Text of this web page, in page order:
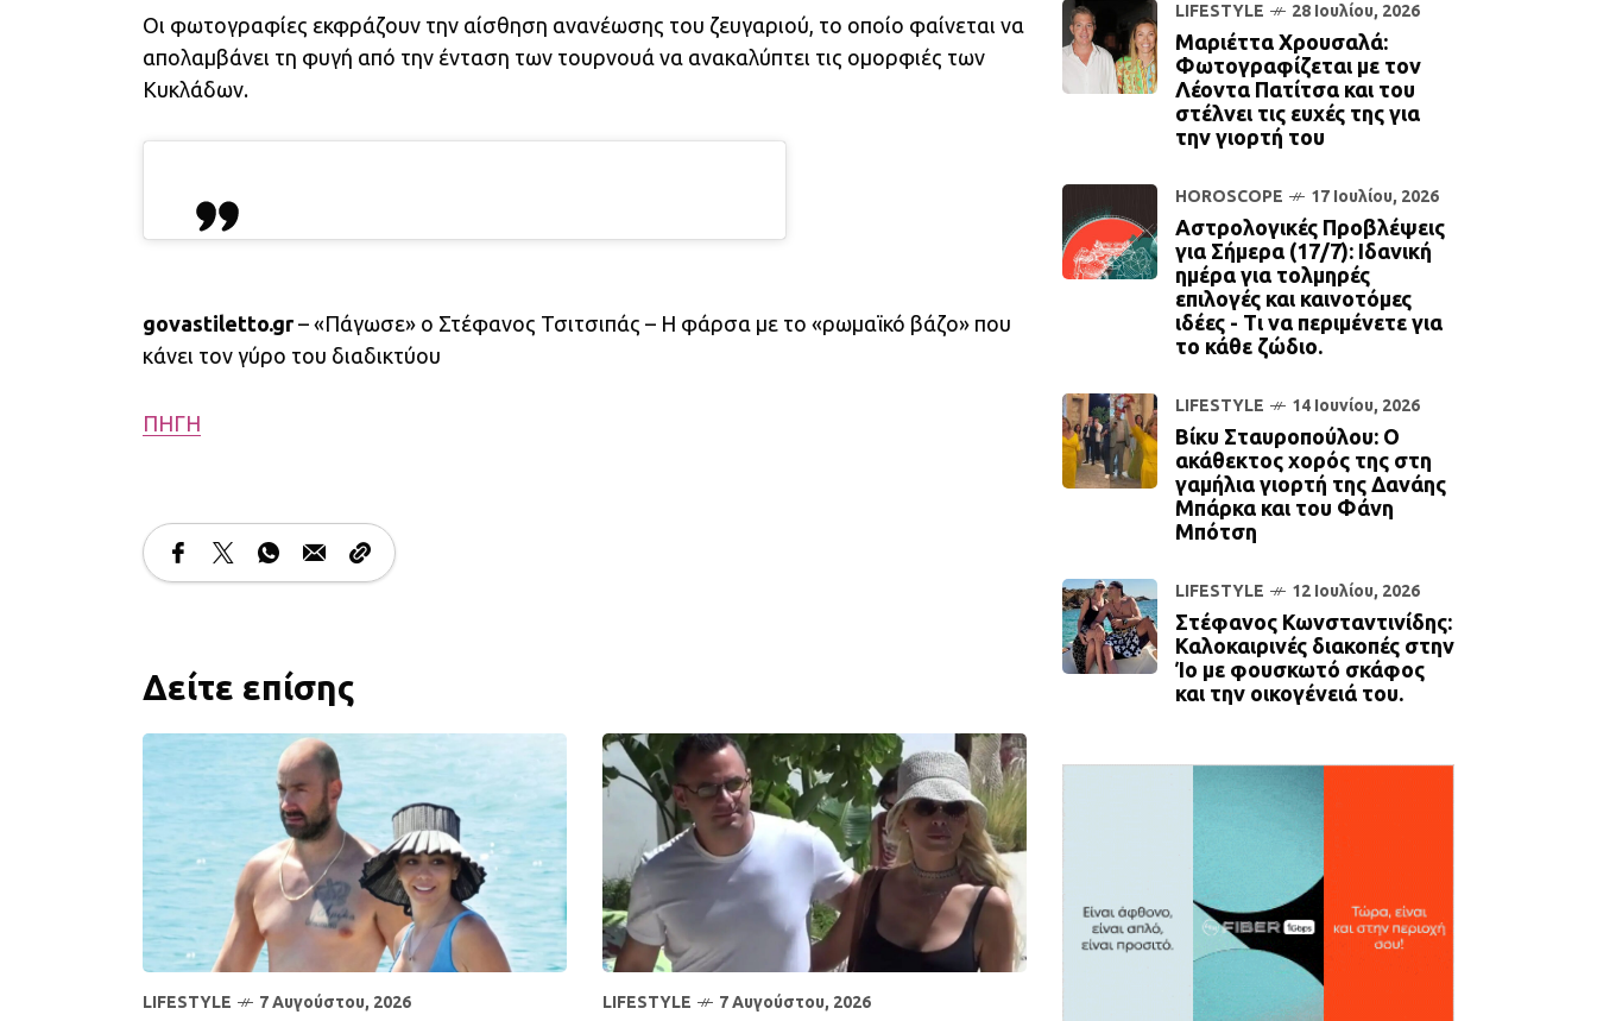
Οι φωτογραφίες εκφράζουν την αίσθηση ανανέωσης του ζευγαριού, το οποίο φαίνεται να
απολαμβάνει τη φυγή από την ένταση των τουρνουά να ανακαλύπτει τις ομορφιές των
Κυκλάδων.
govastiletto.gr– «Πάγωσε» ο Στέφανος Τσιτσιπάς – Η φάρσα με το «ρωμαϊκό βάζο» που
κάνει τον γύρο του διαδικτύου
ΠΗΓΗ
Δείτε επίσης
LIFESTYLE 7 Αυγούστου, 2026 LIFESTYLE 7 Αυγούστου, 2026
LIFESTYLE 28 Ιουλίου, 2026
Μαριέττα Χρουσαλά:
Φωτογραφίζεται με τον
Λέοντα Πατίτσα και του
στέλνει τις ευχές της για
την γιορτή του
HOROSCOPE 17 Ιουλίου, 2026
Αστρολογικές Προβλέψεις
για Σήμερα (17/7): Ιδανική
ημέρα για τολμηρές
επιλογές και καινοτόμες
ιδέες - Τι να περιμένετε για
το κάθε ζώδιο.
LIFESTYLE 14 Ιουνίου, 2026
Βίκυ Σταυροπούλου: Ο
ακάθεκτος χορός της στη
γαμήλια γιορτή της Δανάης
Μπάρκα και του Φάνη
Μπότση
LIFESTYLE 12 Ιουλίου, 2026
Στέφανος Κωνσταντινίδης:
Καλοκαιρινές διακοπές στην
Ίο με φουσκωτό σκάφος
και την οικογένειά του.